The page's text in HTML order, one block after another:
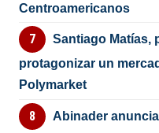
Centroamericanos
Santiago Matías,
protagonizar un
Polymarket
Abinader